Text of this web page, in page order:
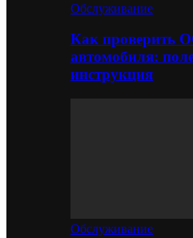
Обслуживание
Как проверить
автомобиля:
инструкция
Обслуживание